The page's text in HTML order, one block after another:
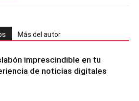
Más del autor
imprescindible en tu
de noticias digitales